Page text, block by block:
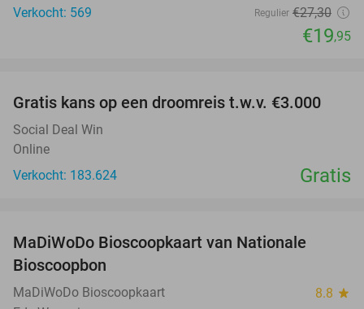
Verkocht: 569
Regulier €27,30
€19,95
Gratis kans op een droomreis t.w.v. €3.000
Social Deal Win
Online
Verkocht: 183.624
Gratis
MaDiWoDo Bioscoopkaart van Nationale
Bioscoopbon
MaDiWoDo Bioscoopkaart 8.8 star